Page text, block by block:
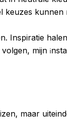
keuzes
Inspiratie
mijn i
maar